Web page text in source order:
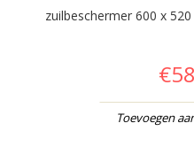
zuilbeschermer 600 x
Toevoegen